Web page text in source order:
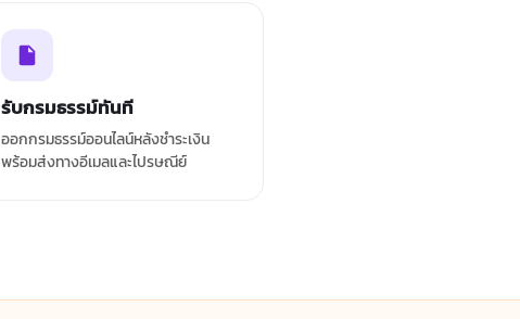
รับกรมธรรม์ทันที
ออกกรมธรรม์ออนไลน์หลังชำระเงิน
พร้อมส่งทางอีเมลและไปรษณีย์